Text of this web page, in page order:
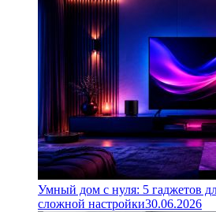
Умный дом с нуля: 5 гаджетов
сложной настройки30.06.2026